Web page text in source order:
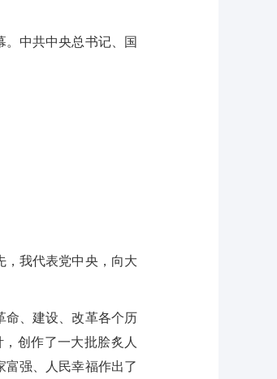
中共中央总书记、国
我代表党中央，向大
、建设、改革各个历
创作了一大批脍炙人
强、人民幸福作出了